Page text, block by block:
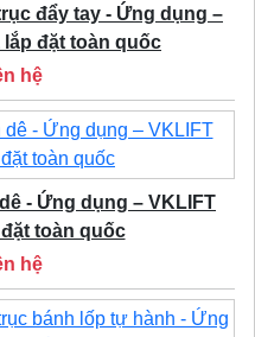
đẩy tay - Ứng dụng –
đặt toàn quốc
hệ
- Ứng dụng – VKLIFT
toàn quốc
hệ